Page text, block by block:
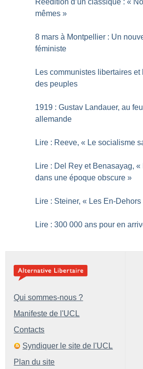
Réédition d’un classique : «
mêmes »
8 mars à Montpellier : Un
féministe
Les communistes libertaires et
des peuples
1919 : Gustav Landauer, au
allemande
Lire : Reeve, « Le socialisme
Lire : Del Rey et Benasayag, «
dans une époque obscure »
Lire : Steiner, « Les En-Dehors
Lire : 300 000 ans pour en
Qui sommes-nous ?
Manifeste de l'UCL
Contacts
Syndiquer le site de l'UCL
Plan du site